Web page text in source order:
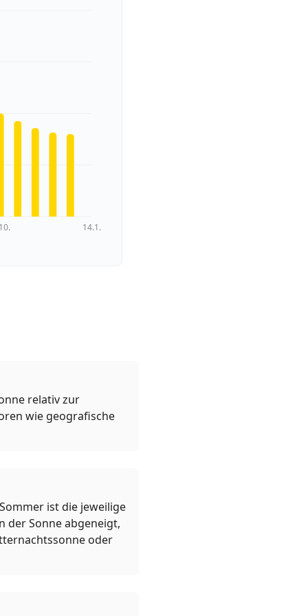
14.1.
relativ zur
wie geografische
ist die jeweilige
der Sonne abgeneigt,
oder